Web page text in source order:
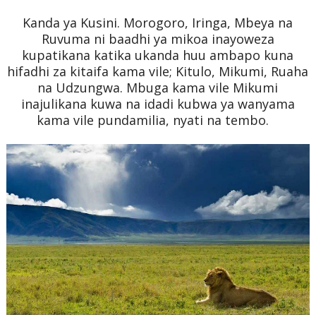
Kanda ya Kusini. Morogoro, Iringa, Mbeya na
Ruvuma ni baadhi ya mikoa inayoweza
kupatikana katika ukanda huu ambapo kuna
hifadhi za kitaifa kama vile; Kitulo, Mikumi, Ruaha
na Udzungwa. Mbuga kama vile Mikumi
inajulikana kuwa na idadi kubwa ya wanyama
kama vile pundamilia, nyati na tembo.